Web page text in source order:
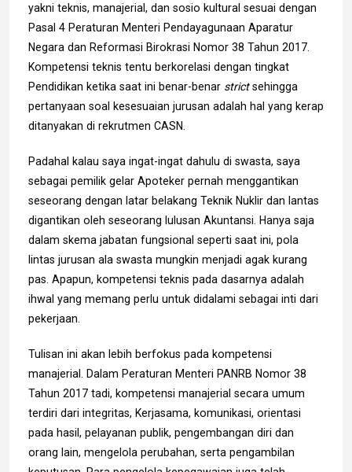
yakni teknis, manajerial, dan sosio kultural sesuai dengan
Pasal 4 Peraturan Menteri Pendayagunaan Aparatur
Negara dan Reformasi Birokrasi Nomor 38 Tahun 2017.
Kompetensi teknis tentu berkorelasi dengan tingkat
Pendidikan ketika saat ini benar-benar strictsehingga
pertanyaan soal kesesuaian jurusan adalah hal yang kerap
ditanyakan di rekrutmen CASN.
Padahal kalau saya ingat-ingat dahulu di swasta, saya
sebagai pemilik gelar Apoteker pernah menggantikan
seseorang dengan latar belakang Teknik Nuklir dan lantas
digantikan oleh seseorang lulusan Akuntansi. Hanya saja
dalam skema jabatan fungsional seperti saat ini, pola
lintas jurusan ala swasta mungkin menjadi agak kurang
pas. Apapun, kompetensi teknis pada dasarnya adalah
ihwal yang memang perlu untuk didalami sebagai inti dari
pekerjaan.
Tulisan ini akan lebih berfokus pada kompetensi
manajerial. Dalam Peraturan Menteri PANRB Nomor 38
Tahun 2017 tadi, kompetensi manajerial secara umum
terdiri dari integritas, Kerjasama, komunikasi, orientasi
pada hasil, pelayanan publik, pengembangan diri dan
orang lain, mengelola perubahan, serta pengambilan